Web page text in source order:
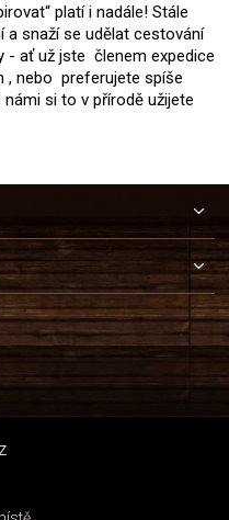
platí i nadále! Stále
a snaží se udělat cestování
- ať už jste členem expedice
, nebo preferujete spíše
si to v přírodě užijete